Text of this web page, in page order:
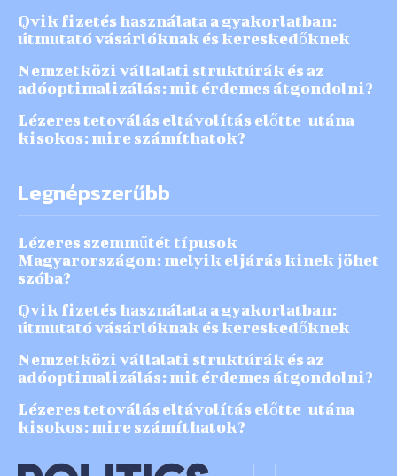
Qvik fizetés használata a gyakorlatban:
útmutató vásárlóknak és kereskedőknek
Nemzetközi vállalati struktúrák és az
adóoptimalizálás: mit érdemes átgondolni?
Lézeres tetoválás eltávolítás előtte-utána
kisokos: mire számíthatok?
Legnépszerűbb
Lézeres szemműtét típusok
Magyarországon: melyik eljárás kinek jöhet
szóba?
Qvik fizetés használata a gyakorlatban:
útmutató vásárlóknak és kereskedőknek
Nemzetközi vállalati struktúrák és az
adóoptimalizálás: mit érdemes átgondolni?
Lézeres tetoválás eltávolítás előtte-utána
kisokos: mire számíthatok?